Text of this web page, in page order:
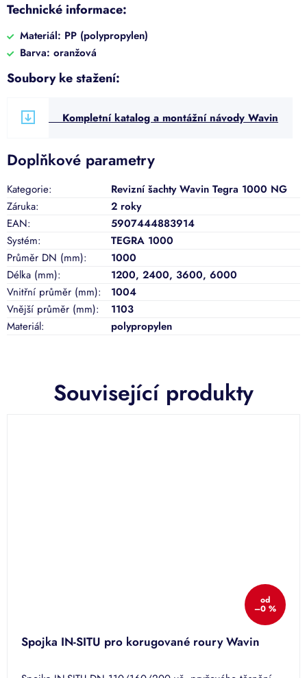
Související produkty
od
–0 %
Spojka IN-SITU pro korugované roury Wavin
Technické informace:
Materiál: PP (polypropylen)
Barva: oranžová
Soubory ke stažení:
Kompletní katalog a montážní návody Wavin
Doplňkové parametry
Kategorie:
Revizní šachty Wavin Tegra 1000 NG
Záruka:
2 roky
EAN:
5907444883914
Systém:
TEGRA 1000
Průměr DN (mm):
1000
Délka (mm):
1200, 2400, 3600, 6000
Vnitřní průměr (mm):
1004
Vnější průměr (mm):
1103
Materiál: polypropylen